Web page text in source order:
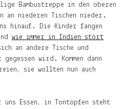
Bambustreppe in den oberen
an niederen Tischen nieder.
hinauf. Die Kinder fangen
wie immer in Indien stört
an andere Tische und
wird. Kommen dann
sie wollten nun auch
uns Essen, in Tontöpfen steht